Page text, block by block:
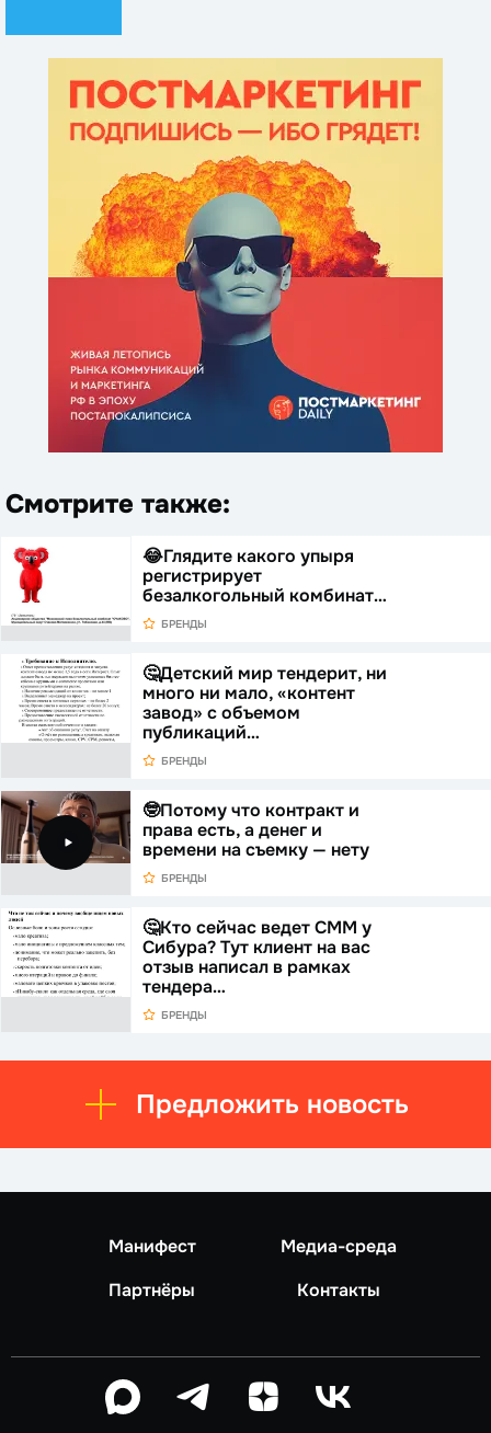
Смотрите также:
😂Глядите какого упыря
регистрирует
безалкогольный комбинат…
БРЕНДЫ
🤔Детский мир тендерит, ни
много ни мало, «контент
завод» с объемом
публикаций…
БРЕНДЫ
🤓Потому что контракт и
права есть, а денег и
времени на съемку — нету
БРЕНДЫ
🤔Кто сейчас ведет СММ у
Сибура? Тут клиент на вас
отзыв написал в рамках
тендера…
БРЕНДЫ
Предложить новость
Манифест
Медиа-среда
Партнёры
Контакты